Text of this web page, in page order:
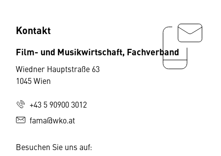
Kontakt
Film- und Musikwirtschaft, Fachverband
Wiedner Hauptstraße 63
1045 Wien
+43 5 90900 3012
fama@wko.at
Besuchen Sie uns auf: